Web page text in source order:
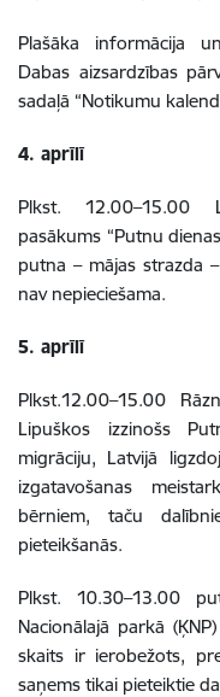
Plašāka informācija
Dabas aizsardzības
sadaļā “Notikumu
4. aprīlī
Plkst. 12.00–15.00
pasākums “Putnu
putna – mājas strazda
nav nepieciešama.
5. aprīlī
Plkst.12.00–15.00
Lipuškos izzinošs
migrāciju, Latvijā
izgatavošanas
bērniem, taču
pieteikšanās.
Plkst. 10.30–13.00
Nacionālajā parkā
skaits ir ierobežots,
saņems tikai pieteiktie